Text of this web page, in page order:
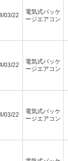
03/22
電気式パッケ
ージエアコン
03/22
電気式パッケ
ージエアコン
03/22
電気式パッケ
ージエアコン